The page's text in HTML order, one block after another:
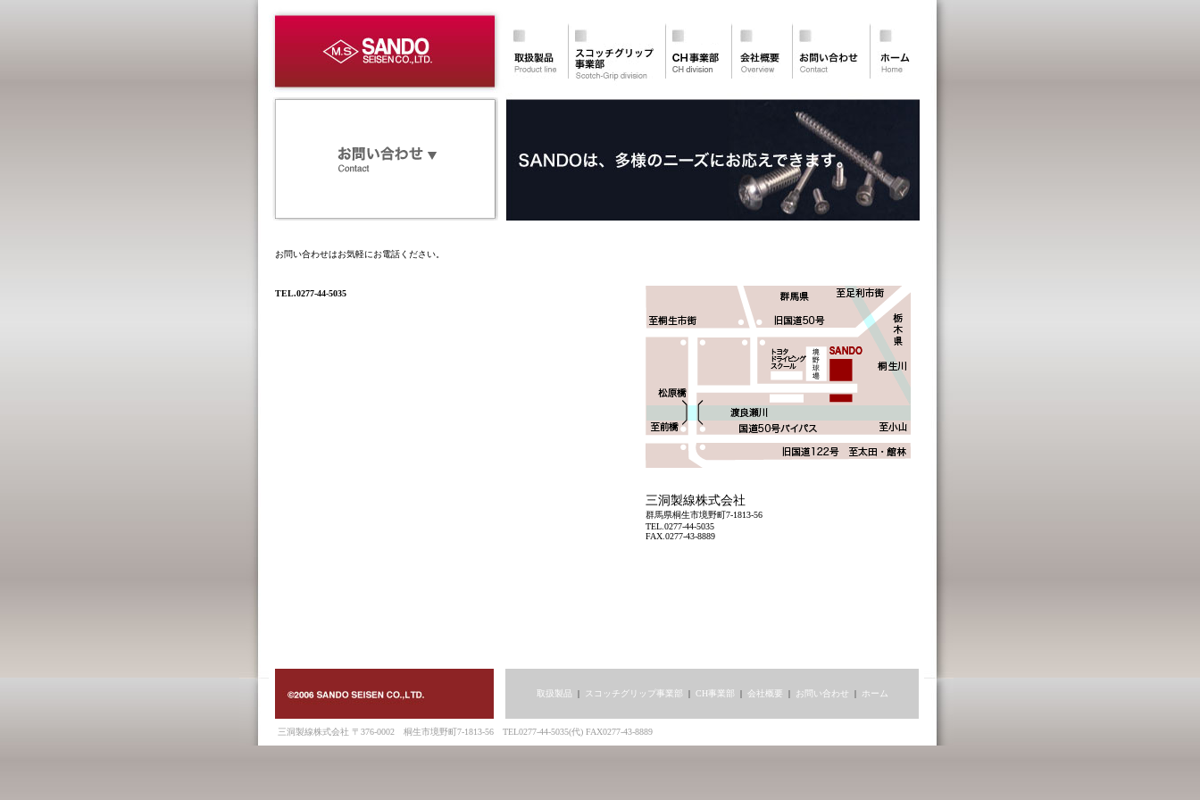
お問い合わせはお気軽にお電話ください。
TEL.0277-44-5035
三洞製線株式会社
群馬県桐生市境野町7-1813-56
TEL.0277-44-5035
FAX.0277-43-8889
取扱製品 | スコッチグリップ事業部 | CH事業部 | 会社概要 | お問い合わせ | ホーム
三洞製線株式会社 〒376-0002 桐生市境野町7-1813-56 TEL0277-44-5035(代) FAX0277-43-8889